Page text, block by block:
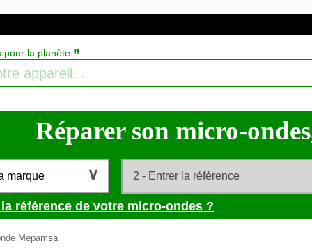
pour la planète ”
Réparer son micro-
marque
référence de votre micro-ondes ?
Mepamsa